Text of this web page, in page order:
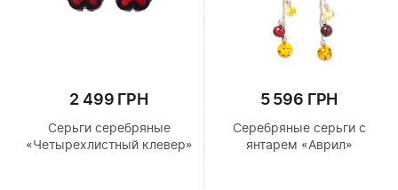
2 499 ГРН
Серьги серебряные
«Четырехлистный клевер»
5 596 ГРН
Серебряные серьги с
янтарем «Аврил»